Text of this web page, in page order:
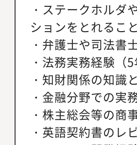
・ステークホルダ
ションをとれること
・弁護士や司法書
・法務実務経験（
・知財関係の知識
・金融分野での実
・株主総会等の商
・英語契約書のレ